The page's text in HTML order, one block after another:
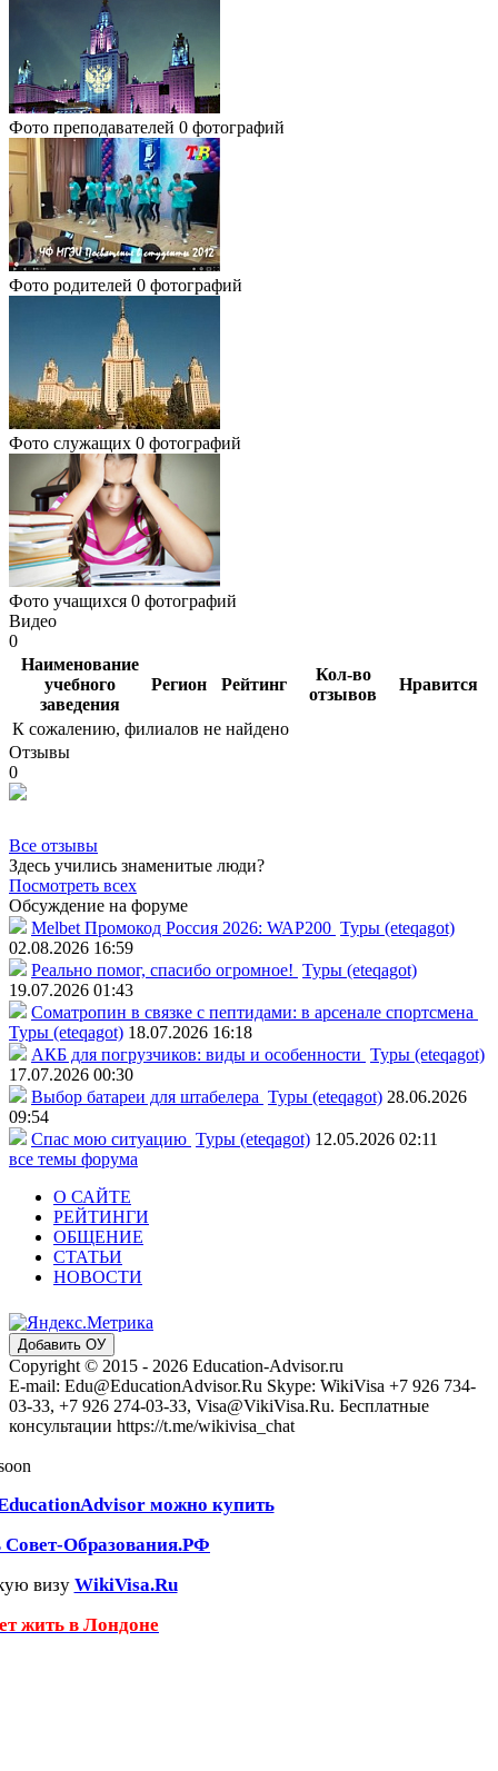
Фото преподавателей 0 фотографий
Фото родителей 0 фотографий
Фото служащих 0 фотографий
Фото учащихся 0 фотографий
Видео
0
Наименование
учебного
заведения
Регион Рейтинг
Кол-во
отзывов
Нравится
К сожалению, филиалов не найдено
Отзывы
0
Все отзывы
Здесь учились знаменитые люди?
Посмотреть всех
Обсуждение на форуме
Melbet Промокод Россия 2026: WAP200 Туры (eteqagot)
02.08.2026 16:59
Реально помог, спасибо огромное! Туры (eteqagot)
19.07.2026 01:43
Соматропин в связке с пептидами: в арсенале спортсмена
Туры (eteqagot) 18.07.2026 16:18
АКБ для погрузчиков: виды и особенности Туры (eteqagot)
17.07.2026 00:30
Выбор батареи для штабелера Туры (eteqagot) 28.06.2026
09:54
Спас мою ситуацию Туры (eteqagot) 12.05.2026 02:11
все темы форума
О САЙТЕ
РЕЙТИНГИ
ОБЩЕНИЕ
СТАТЬИ
НОВОСТИ
Добавить ОУ
Copyright © 2015 - 2026 Education-Advisor.ru
E-mail: Edu@EducationAdvisor.Ru Skype: WikiVisa +7 926 734-
03-33, +7 926 274-03-33, Visa@VikiVisa.Ru. Бесплатные
консультации https://t.me/wikivisa_chat
можно купить
Совет-Образования.РФ
визу WikiVisa.Ru
жить в Лондоне